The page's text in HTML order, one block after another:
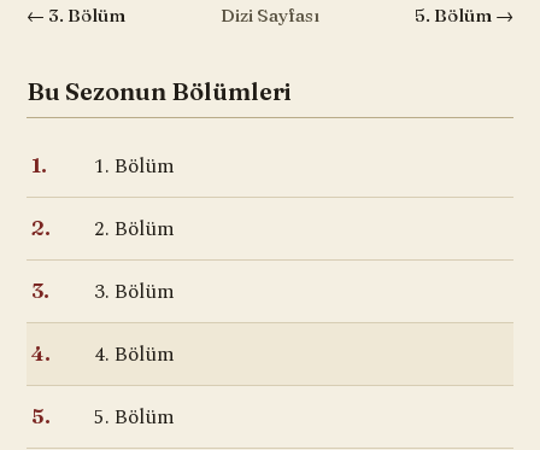
← 3. Bölüm Dizi Sayfası 5. Bölüm →
Bu Sezonun Bölümleri
1. 1. Bölüm
2. 2. Bölüm
3. 3. Bölüm
4. 4. Bölüm
5. 5. Bölüm